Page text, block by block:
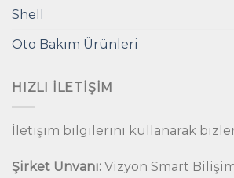
Shell
Oto Bakım Ürünleri
HIZLI İLETIŞIM
İletişim bilgilerini kullanarak
Şirket Unvanı: Vizyon Smart Bilişim